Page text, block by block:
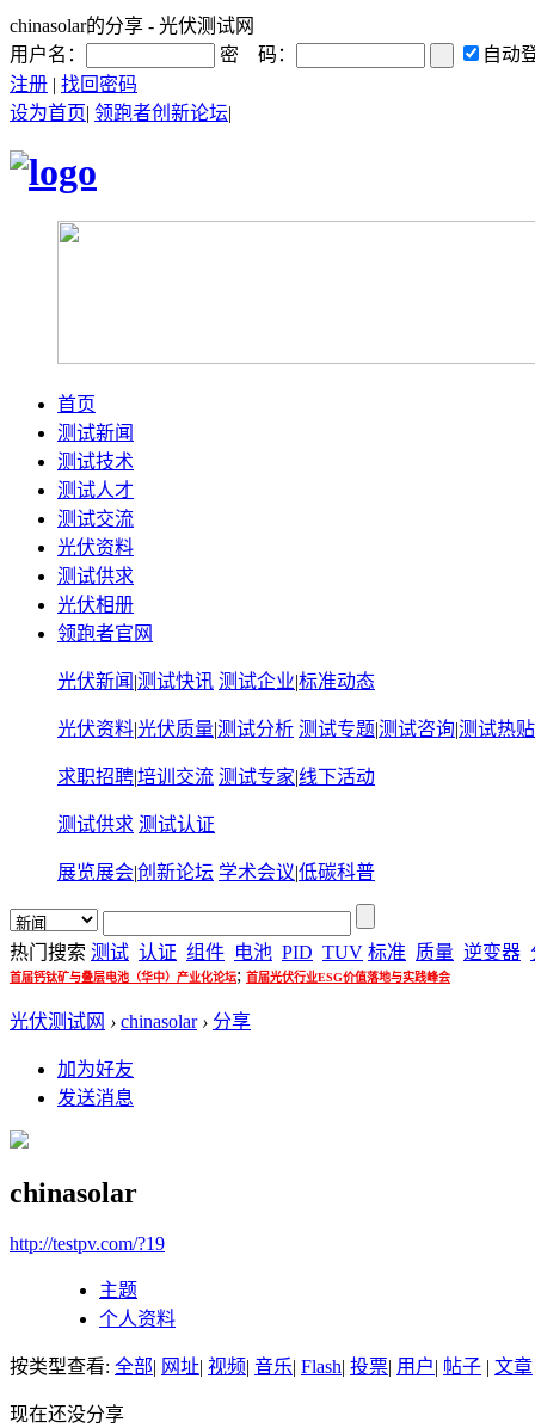
chinasolar的分享 - 光伏测试网
用户名：
密 码：
自动
注册 | 找回密码
设为首页| 领跑者创新论坛|
首页
测试新闻
测试技术
测试人才
测试交流
光伏资料
测试供求
光伏相册
领跑者官网
光伏新闻 |测试快讯 测试企业|标准动态
光伏资料|光伏质量|测试分析 测试专题|测试咨询|测试热贴
求职招聘|培训交流 测试专家|线下活动
测试供求 测试认证
展览展会|创新论坛 学术会议|低碳科普
热门搜索 测试 认证 组件 电池 PID TUV 标准 质量 逆变器
首届钙钛矿与叠层电池（华中）产业化论坛; 首届光伏行业ESG价值落地与实践峰会
光伏测试网 › chinasolar › 分享
加为好友
发送消息
chinasolar
http://testpv.com/?19
主题
个人资料
按类型查看: 全部| 网址| 视频| 音乐| Flash| 投票| 用户| 帖子 | 文章
现在还没分享